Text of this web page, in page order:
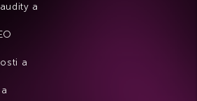
a
a